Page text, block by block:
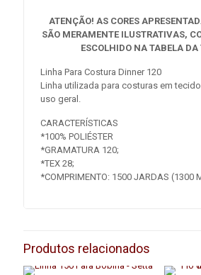
ATENÇÃO! AS CORES
SÃO MERAMENTE ILUSTRATIVAS,
ESCOLHIDO NA TABELA DA
Linha Para Costura Dinner 120
Linha utilizada para costuras em
uso geral.
CARACTERÍSTICAS
*100% POLIÉSTER
*GRAMATURA 120;
*TEX 28;
*COMPRIMENTO: 1500 JARDAS (1300
Produtos relacionados